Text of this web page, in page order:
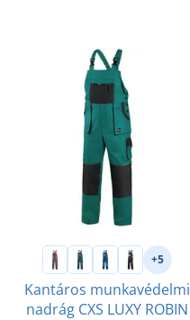
+5
Kantáros munkavédelmi
nadrág CXS LUXY ROBIN